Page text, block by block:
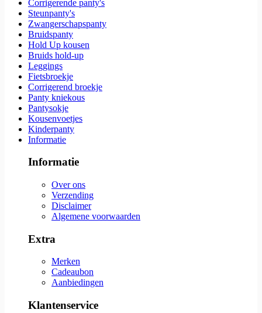
Corrigerende panty's
Steunpanty's
Zwangerschapspanty
Bruidspanty
Hold Up kousen
Bruids hold-up
Leggings
Fietsbroekje
Corrigerend broekje
Panty kniekous
Pantysokje
Kousenvoetjes
Kinderpanty
Informatie
Informatie
Over ons
Verzending
Disclaimer
Algemene voorwaarden
Extra
Merken
Cadeaubon
Aanbiedingen
Klantenservice